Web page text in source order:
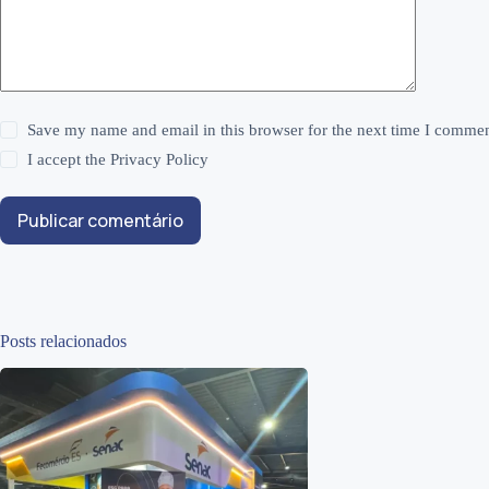
Save my name and email in this browser for the next time I
I accept thePrivacy Policy
Publicar comentário
Posts relacionados